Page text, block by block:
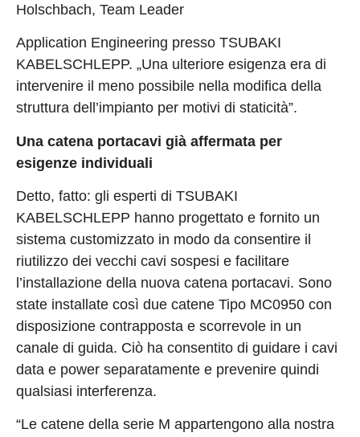
Holschbach, Team Leader
Application Engineering presso TSUBAKI
KABELSCHLEPP. „Una ulteriore esigenza era di
intervenire il meno possibile nella modifica della
struttura dell’impianto per motivi di staticità”.
Una catena portacavi già affermata per
esigenze individuali
Detto, fatto: gli esperti di TSUBAKI
KABELSCHLEPP hanno progettato e fornito un
sistema customizzato in modo da consentire il
riutilizzo dei vecchi cavi sospesi e facilitare
l’installazione della nuova catena portacavi. Sono
state installate così due catene Tipo MC0950 con
disposizione contrapposta e scorrevole in un
canale di guida. Ciò ha consentito di guidare i cavi
data e power separatamente e prevenire quindi
qualsiasi interferenza.
“Le catene della serie M appartengono alla nostra